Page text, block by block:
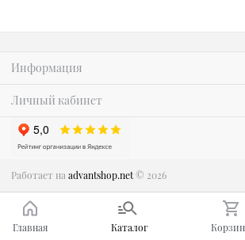
Информация
Личный кабинет
Работает на advantshop.net© 2026
Главная Каталог